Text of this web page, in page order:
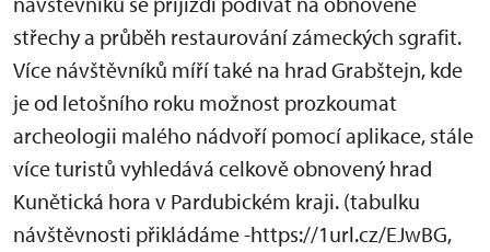
střechy a průběh restaurování zámeckých sgrafit.
Více návštěvníků míří také na hrad Grabštejn, kde
je od letošního roku možnost prozkoumat
archeologii malého nádvoří pomocí aplikace, stále
více turistů vyhledává celkově obnovený hrad
Kunětická hora v Pardubickém kraji. (tabulku
návštěvnosti přikládáme -https://1url.cz/EJwBG,